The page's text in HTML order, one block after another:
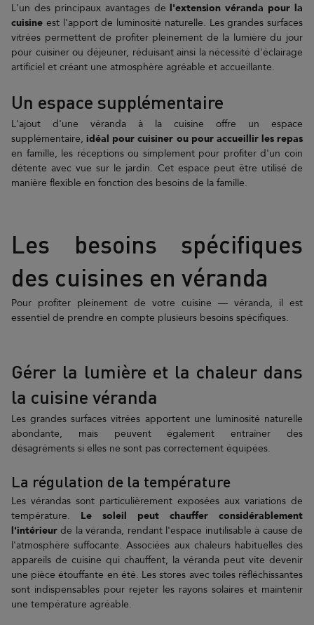
L'un des principaux avantages del'extension véranda pour la
cuisine est l'apport de luminosité naturelle. Les grandes surfaces
vitrées permettent de profiter pleinement de la lumière du jour
pour cuisiner ou déjeuner, réduisant ainsi la nécessité d'éclairage
artificiel et créant une atmosphère agréable et accueillante.
Un espace supplémentaire
L'ajout d'une véranda à la cuisine offre un espace
supplémentaire,idéal pour cuisiner ou pour accueillir les repas
en famille, les réceptions ou simplement pour profiter d'un coin
détente avec vue sur le jardin. Cet espace peut être utilisé de
manière flexible en fonction des besoins de la famille.
Les besoins spécifiques
des cuisines en véranda
Pour profiter pleinement de votre cuisine — véranda, il est
essentiel de prendre en compte plusieurs besoins spécifiques.
Gérer la lumière et la chaleur dans
la cuisine véranda
Les grandes surfaces vitrées apportent une luminosité naturelle
abondante, mais peuvent également entraîner des
désagréments si elles ne sont pas correctement équipées.
La régulation de la température
Les vérandas sont particulièrement exposées aux variations de
température. Le soleil peut chauffer considérablement
l'intérieur de la véranda, rendant l'espace inutilisable à cause de
l'atmosphère suffocante. Associées aux chaleurs habituelles des
appareils de cuisine qui chauffent, la véranda peut vite devenir
une pièce étouffante en été. Les stores avec toiles réfléchissantes
sont indispensables pour rejeter les rayons solaires et maintenir
une température agréable.